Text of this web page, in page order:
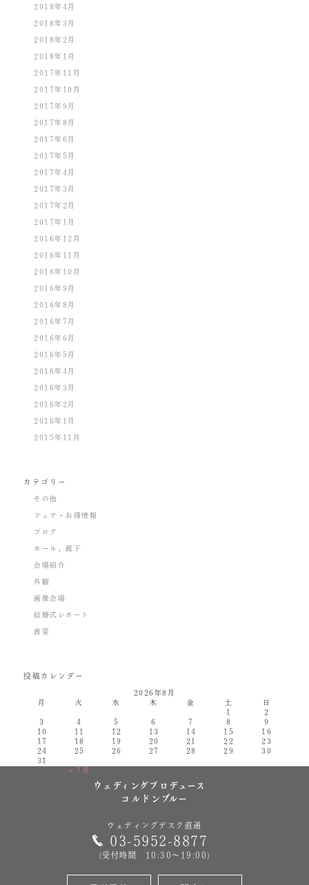
2018年4月
2018年3月
2018年2月
2018年1月
2017年11月
2017年10月
2017年9月
2017年8月
2017年6月
2017年5月
2017年4月
2017年3月
2017年2月
2017年1月
2016年12月
2016年11月
2016年10月
2016年9月
2016年8月
2016年7月
2016年6月
2016年5月
2016年4月
2016年3月
2016年2月
2016年1月
2015年11月
カテゴリー
その他
フェア・お得情報
ブログ
ホール、廊下
会場紹介
外観
画像会場
結婚式レポート
食堂
投稿カレンダー
2026年8月
月
火 水 木 金 土 日
« 7月
1
2
3
4 5 6 7 8
9
10
11 12 13 14 15
16
17
18 19 20 21 22
23
24
25 26 27 28 29
30
31
ウェディングプロデュース
コルドンブルー
ウェディングデスク直通
03-5952-8877
(受付時間 10:30～19:00)